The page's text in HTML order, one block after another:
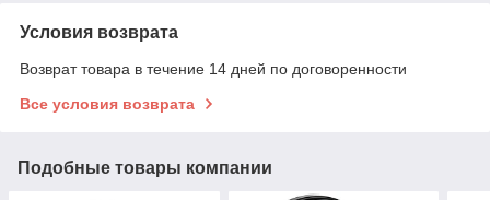
Условия возврата
Возврат товара в течение 14 дней по договоренности
Все условия возврата
Подобные товары компании